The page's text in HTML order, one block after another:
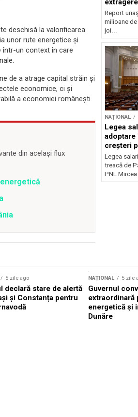
deschisă la valorificarea
unor rute energetice și
într-un context în care
de a atrage capital străin și
economice, ci și
a economiei românești.
din același flux
Report
milioane
joi...
NAȚIONAL
Legea
adoptare
creșteri
Legea
treacă de
PNL Mircea
5 zile ago
declară stare de alertă
și Constanța pentru
NAȚIONAL 5 zile
Guvernul
extraordinară
energetică și
Dunăre